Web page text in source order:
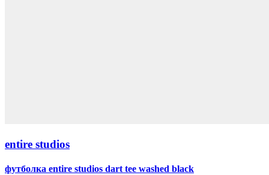
entire studios
футболка entire studios dart tee washed black